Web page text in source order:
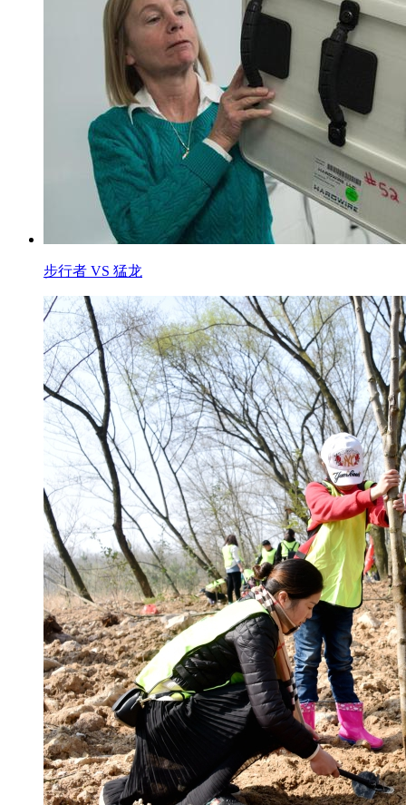
步行者 VS 猛龙